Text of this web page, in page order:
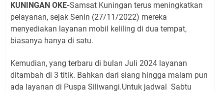
KUNINGAN OKE-Samsat Kuningan terus meningkatkan
pelayanan, sejak Senin (27/11/2022) mereka
menyediakan layanan mobil keliling di dua tempat,
biasanya hanya di satu.
Kemudian, yang terbaru di bulan Juli 2024 layanan
ditambah di 3 titik. Bahkan dari siang hingga malam pun
ada layanan di Puspa Siliwangi.Untuk jadwal Sabtu